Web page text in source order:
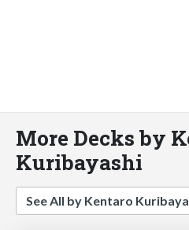
More Decks by
Kuribayashi
See All by Kentaro